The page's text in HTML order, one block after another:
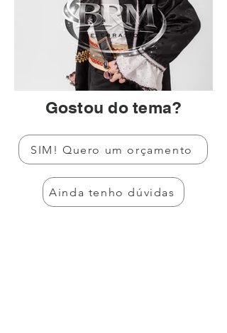
Gostou do tema?
SIM! Quero um orçamento
Ainda tenho dúvidas